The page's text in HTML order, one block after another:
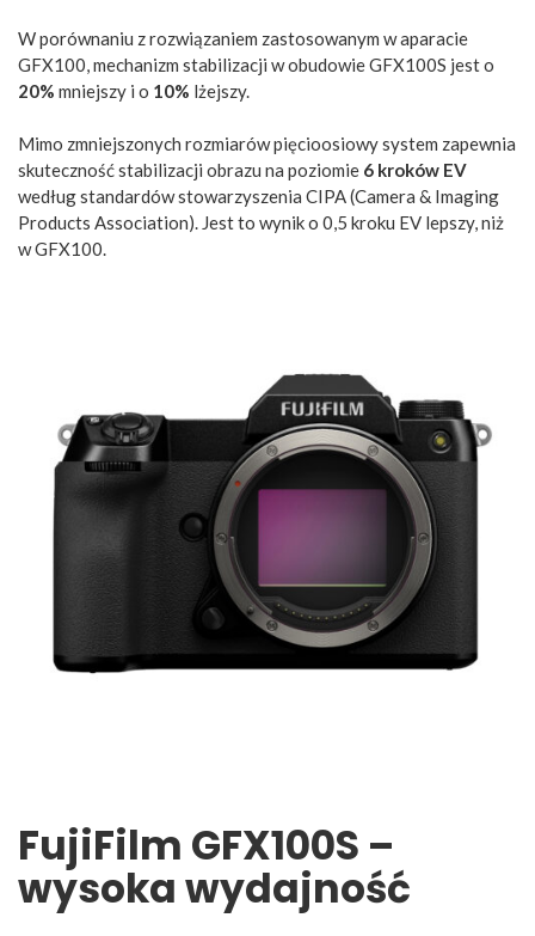
W porównaniu z rozwiązaniem zastosowanym w aparacie
GFX100, mechanizm stabilizacji w obudowie GFX100S jest o
20% mniejszy i o 10% lżejszy.
Mimo zmniejszonych rozmiarów pięcioosiowy system zapewnia
skuteczność stabilizacji obrazu na poziomie 6 kroków EV
według standardów stowarzyszenia CIPA (Camera & Imaging
Products Association). Jest to wynik o 0,5 kroku EV lepszy, niż
w GFX100.
FujiFilm GFX100S –
wysoka wydajność